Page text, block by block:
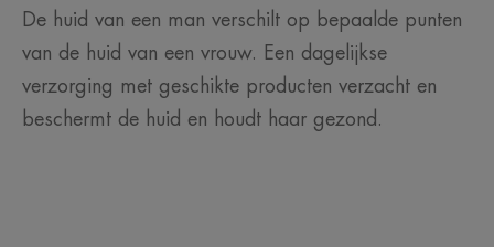
De huid van een man verschilt op bepaalde punten
van de huid van een vrouw. Een dagelijkse
verzorging met geschikte producten verzacht en
beschermt de huid en houdt haar gezond.